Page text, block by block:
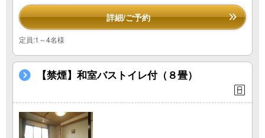
詳細/ご予約
定員:1～4名様
【禁煙】和室バストイレ付（８畳）